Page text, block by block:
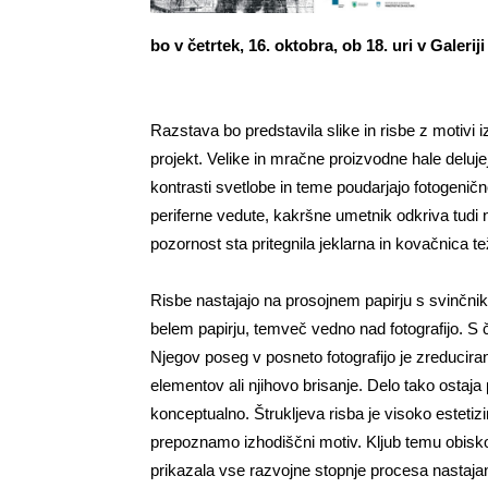
bo v četrtek, 16. oktobra, ob 18. uri v Galeriji
Razstava bo predstavila slike in risbe z motivi
projekt. Velike in mračne proizvodne hale
kontrasti svetlobe in teme poudarjajo
periferne vedute, kakršne umetnik odkriva tudi
pozornost sta pritegnila jeklarna in kovačnica
Risbe nastajajo na prosojnem papirju s
belem papirju, temveč vedno nad fotografijo.
Njegov poseg v posneto fotografijo je
elementov ali njihovo brisanje. Delo tako
konceptualno. Štrukljeva risba je visoko
prepoznamo izhodiščni motiv. Kljub temu
prikazala vse razvojne stopnje procesa